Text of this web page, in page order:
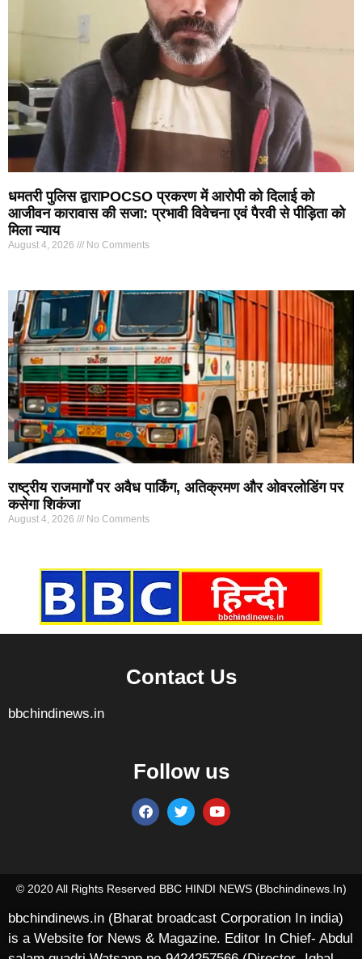
धमतरी पुलिस द्वाराPOCSO प्रकरण में आरोपी को दिलाई को
आजीवन कारावास की सजा: प्रभावी विवेचना एवं पैरवी से पीड़िता को
मिला न्याय
August 4, 2026 No Comments
राष्ट्रीय राजमार्गों पर अवैध पार्किंग, अतिक्रमण और ओवरलोडिंग पर
कसेगा शिकंजा
August 4, 2026 No Comments
Contact Us
bbchindinews.in
Follow us
© 2020 All Rights Reserved BBC HINDI NEWS (bbchindinews.in)
bbchindinews.in (Bharat broadcast Corporation In india)
is a Website for News & Magazine. Editor In Chief- Abdul